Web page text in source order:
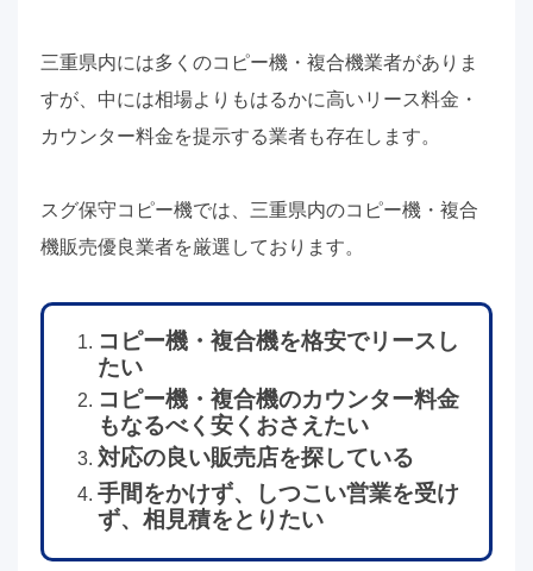
三重県内には多くのコピー機・複合機業者がありま
すが、中には相場よりもはるかに高いリース料金・
カウンター料金を提示する業者も存在します。
スグ保守コピー機では、三重県内のコピー機・複合
機販売優良業者を厳選しております。
コピー機・複合機を格安でリースし
たい
コピー機・複合機のカウンター料金
もなるべく安くおさえたい
対応の良い販売店を探している
手間をかけず、しつこい営業を受け
ず、相見積をとりたい